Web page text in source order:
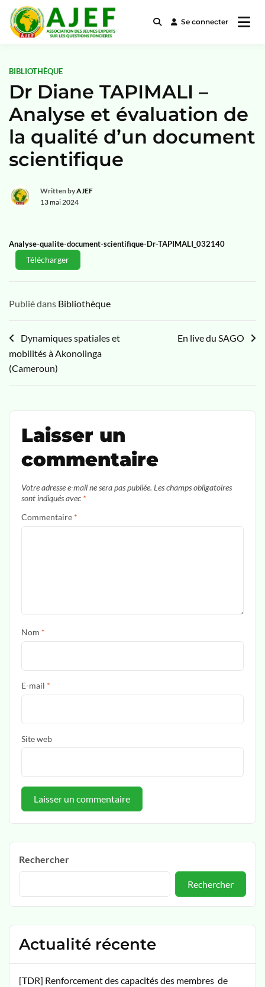
Association des Jeunes Experts
Se connecter
BIBLIOTHÈQUE
Dr Diane TAPIMALI –
Analyse et évaluation de
la qualité d’un document
scientifique
Written byAJEF
13 mai 2024
Analyse-qualite-document-scientifique-Dr-TAPIMALI_032140
Télécharger
Publié dans Bibliothèque
Dynamiques spatiales et
mobilités à Akonolinga
(Cameroun)
En live du SAGO
Laisser un
commentaire
Votre adresse e-mail ne sera pas publiée. Les champs obligatoires
sont indiqués avec *
Commentaire *
Nom *
E-mail *
Site web
Rechercher
Rechercher
Actualité récente
[TDR] Renforcement des capacités des membres de